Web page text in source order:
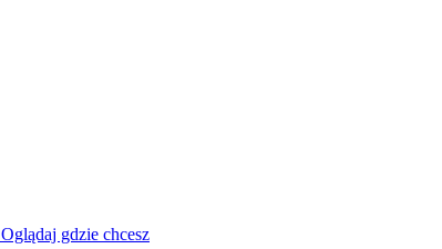
Oglądaj gdzie chcesz